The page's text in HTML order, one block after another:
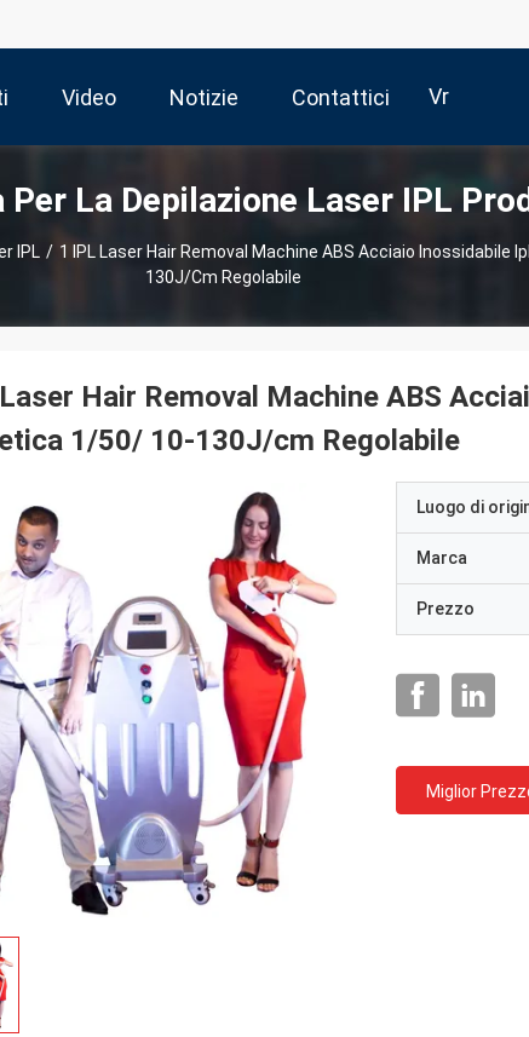
Video Notizie Contattici Vr
Per La Depilazione Laser IPL
IPL / 1 IPL Laser Hair Removal Machine ABS Acciaio Inossidabile
130J/cm Regolabile
Hair Removal Machine ABS
1/50/ 10-130J/cm Regolabile
Luogo di
Marca
Prezzo
Miglior